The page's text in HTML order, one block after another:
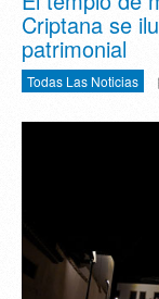
Criptana se
patrimonial
Todas Las Noticias